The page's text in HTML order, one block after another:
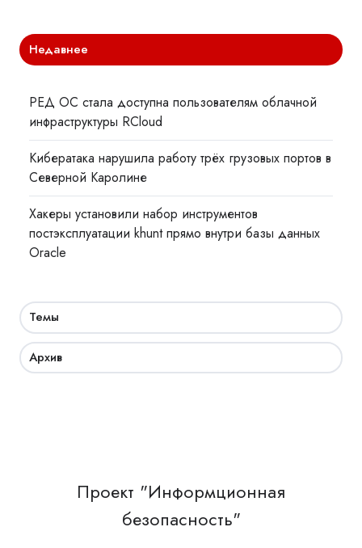
Недавнее
РЕД ОС стала доступна пользователям облачной
инфраструктуры RCloud
Кибератака нарушила работу трёх грузовых портов в
Северной Каролине
Хакеры установили набор инструментов
постэксплуатации khunt прямо внутри базы данных
Oracle
Темы
Архив
Проект "Информционная
безопасность"